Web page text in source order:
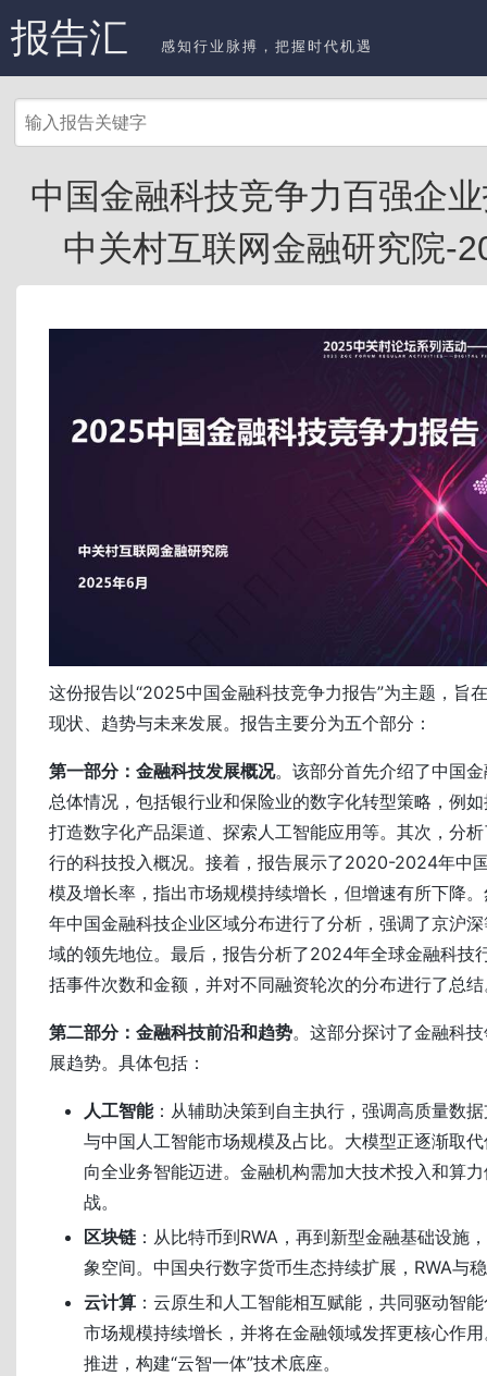
报告汇 感知行业脉搏，把握时代机遇
中国金融科技竞争力百强企
中关村互联网金融研究院-
这份报告以“2025中国金融科技竞争力报告”为主题，旨
现状、趋势与未来发展。报告主要分为五个部分：
第一部分：金融科技发展概况。该部分首先介绍了中国
总体情况，包括银行业和保险业的数字化转型策略，例
打造数字化产品渠道、探索人工智能应用等。其次，分
行的科技投入概况。接着，报告展示了2020-2024年中
模及增长率，指出市场规模持续增长，但增速有所下降
年中国金融科技企业区域分布进行了分析，强调了京沪
域的领先地位。最后，报告分析了2024年全球金融科技
括事件次数和金额，并对不同融资轮次的分布进行了总
第二部分：金融科技前沿和趋势。这部分探讨了金融科
展趋势。具体包括：
人工智能：从辅助决策到自主执行，强调高质量数
与中国人工智能市场规模及占比。大模型正逐渐取
向全业务智能迈进。金融机构需加大技术投入和算
战。
区块链 ：从比特币到RWA，再到新型金融基础设施
象空间。中国央行数字货币生态持续扩展，RWA与
云计算 ：云原生和人工智能相互赋能，共同驱动智
市场规模持续增长，并将在金融领域发挥更核心作
推进，构建“云智一体”技术底座。